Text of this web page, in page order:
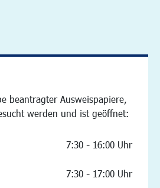
beantragter Ausweispapiere,
werden und ist geöffnet:
7:30 - 16:00 Uhr
7:30 - 17:00 Uhr